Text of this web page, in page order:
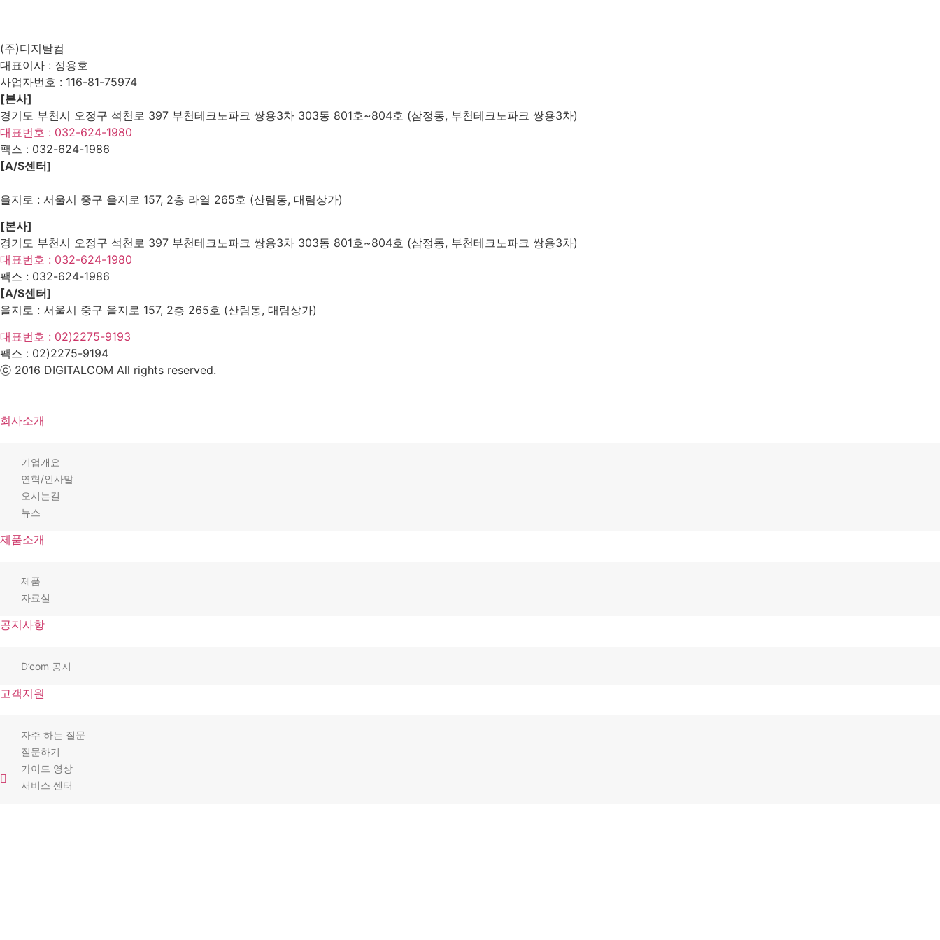
(주)디지탈컴
대표이사 : 정용호
사업자번호 : 116-81-75974
[본사]
경기도 부천시 오정구 석천로 397 부천테크노파크 쌍용3차 303동 801호~804호 (삼정동, 부천테크노파크 쌍용3차)
대표번호 : 032-624-1980
팩스 : 032-624-1986
[A/S센터]
을지로 : 서울시 중구 을지로 157, 2층 라열 265호 (산림동, 대림상가)
[본사]
경기도 부천시 오정구 석천로 397 부천테크노파크 쌍용3차 303동 801호~804호 (삼정동, 부천테크노파크 쌍용3차)
대표번호 : 032-624-1980
팩스 : 032-624-1986
[A/S센터]
을지로 : 서울시 중구 을지로 157, 2층 265호 (산림동, 대림상가)
대표번호 : 02)2275-9193
팩스 : 02)2275-9194​
ⓒ 2016 DIGITALCOM All rights reserved.
회사소개
기업개요
연혁/인사말
오시는길
뉴스
제품소개
제품
자료실
공지사항
D’com 공지
고객지원
자주 하는 질문
질문하기
가이드 영상
서비스 센터